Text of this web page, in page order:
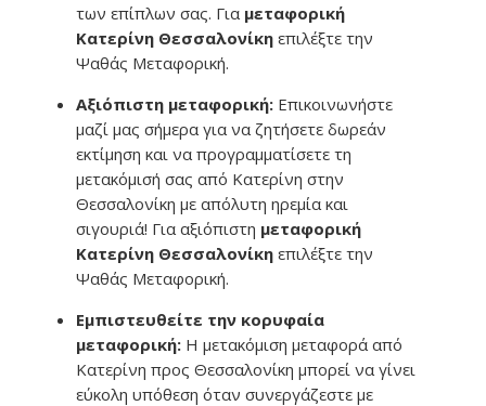
των επίπλων σας. Για μεταφορική
Κατερίνη Θεσσαλονίκη επιλέξτε την
Ψαθάς Μεταφορική.
Αξιόπιστη μεταφορική: Επικοινωνήστε
μαζί μας σήμερα για να ζητήσετε δωρεάν
εκτίμηση και να προγραμματίσετε τη
μετακόμισή σας από Κατερίνη στην
Θεσσαλονίκη με απόλυτη ηρεμία και
σιγουριά! Για αξιόπιστη μεταφορική
Κατερίνη Θεσσαλονίκη επιλέξτε την
Ψαθάς Μεταφορική.
Eμπιστευθείτε την κορυφαία
μεταφορική: Η μετακόμιση μεταφορά από
Κατερίνη προς Θεσσαλονίκη μπορεί να γίνει
εύκολη υπόθεση όταν συνεργάζεστε με